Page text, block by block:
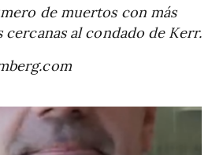
de muertos con más
cercanas al condado de Kerr.